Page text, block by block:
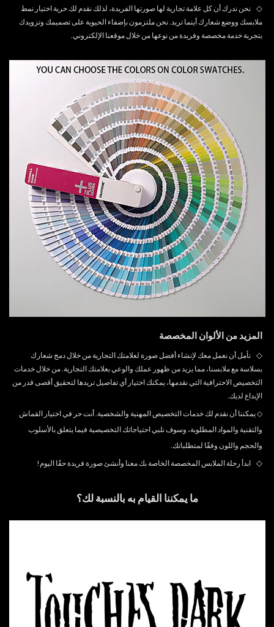
◇
نحن ندرك أن كل علامة تجارية لها صورتها الفريدة، لذلك نقدم لك حرية اختيار نمط
ملابسك ووضع شعارك أينما تريد. نحن ملتزمون بإضفاء الحيوية على تصميمك وتزويدك
بتجربة خدمة مخصصة وفريدة من نوعها من خلال موقعنا الإلكتروني.
المزيد من الألوان المخصصة
◇
نأمل أن نعمل معك لإنشاء أفضل صورة لعلامتك التجارية من خلال دمج شعارك
بسلاسة مع ملابسنا، مما يزيد من ظهور عملك والوعي بعلامتك التجارية. من خلال خدمات
التخصيص الاحترافية التي نقدمها، يمكنك اختيار أي تفاصيل تريدها لتحقيق أقصى قدر من
الإبداع لديك.
◇يمكننا أن نقدم لك خدمات التخصيص المهنية والشخصية. أنت حر في اختيار القماش
والتقنية والمواد المطلوبة، وسوف نلبي احتياجاتك التخصيصية فيما يتعلق بالأسلوب
والحجم واللون وفقًا لمتطلباتك.
◇ ابدأ رحلة الملابس المخصصة الخاصة بك معنا وأنشئ صورة فريدة حقًا اليوم!
ما يمكننا القيام به بالنسبة لك؟